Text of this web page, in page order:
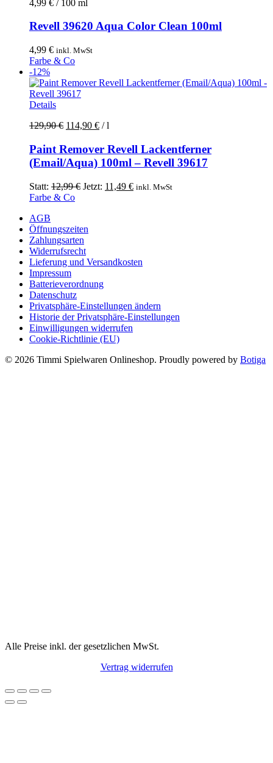
4,99 € / 100 ml
Revell 39620 Aqua Color Clean 100ml
4,99 € inkl. MwSt
Farbe & Co
-12%
Details
129,90€ 114,90 € /l
Paint Remover Revell Lackentferner
(Email/Aqua) 100ml – Revell 39617
Statt: 12,99€ Ursprünglicher
Jetzt: 11,49 €Aktueller
inkl. MwSt
Farbe & Co
AGB
Öffnungszeiten
Zahlungsarten
Widerrufsrecht
Lieferung und Versandkosten
Impressum
Batterieverordnung
Datenschutz
Privatsphäre-Einstellungen ändern
Historie der Privatsphäre-Einstellungen
Einwilligungen widerrufen
Cookie-Richtlinie (EU)
© 2026 Timmi Spielwaren Onlineshop. Proudly powered by Botiga
Alle Preise inkl. der gesetzlichen MwSt.
Vertrag widerrufen